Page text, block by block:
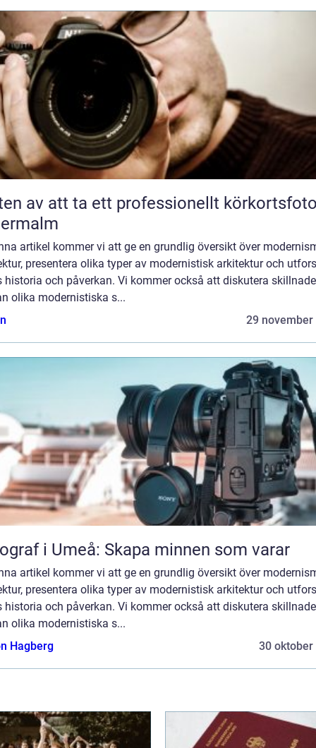
av att ta ett professionellt
artikel kommer vi att ge en grundlig översikt över
presentera olika typer av modernistisk arkitektur och
historia och påverkan. Vi kommer också att diskutera
olika modernistiska s...
29 november
i Umeå: Skapa minnen som varar
artikel kommer vi att ge en grundlig översikt över
presentera olika typer av modernistisk arkitektur och
historia och påverkan. Vi kommer också att diskutera
olika modernistiska s...
Hagberg
30 oktober